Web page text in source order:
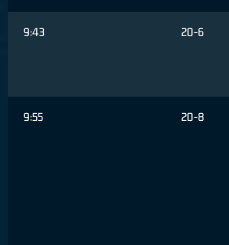
9:43 20-6
9:55 20-8